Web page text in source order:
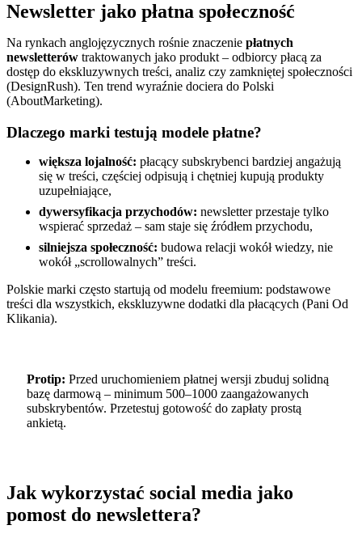
Newsletter jako płatna społeczność
Na rynkach anglojęzycznych rośnie znaczenie płatnych
newsletterów traktowanych jako produkt – odbiorcy płacą za
dostęp do ekskluzywnych treści, analiz czy zamkniętej społeczności
(DesignRush). Ten trend wyraźnie dociera do Polski
(AboutMarketing).
Dlaczego marki testują modele płatne?
większa lojalność: płacący subskrybenci bardziej angażują
się w treści, częściej odpisują i chętniej kupują produkty
uzupełniające,
dywersyfikacja przychodów: newsletter przestaje tylko
wspierać sprzedaż – sam staje się źródłem przychodu,
silniejsza społeczność: budowa relacji wokół wiedzy, nie
wokół „scrollowalnych” treści.
Polskie marki często startują od modelu freemium: podstawowe
treści dla wszystkich, ekskluzywne dodatki dla płacących (Pani Od
Klikania).
Protip: Przed uruchomieniem płatnej wersji zbuduj solidną
bazę darmową – minimum 500–1000 zaangażowanych
subskrybentów. Przetestuj gotowość do zapłaty prostą
ankietą.
Jak wykorzystać social media jako
pomost do newslettera?